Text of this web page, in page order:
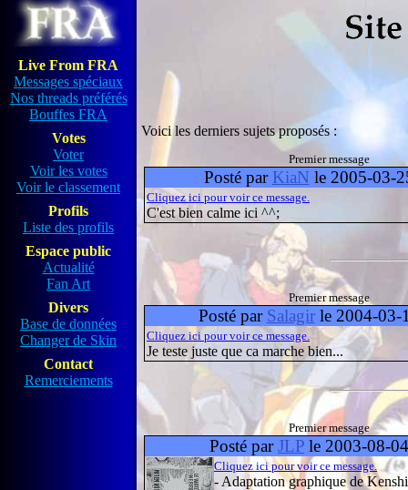
Live From FRA
Messages spéciaux
Nos threads préférés
Bouffes FRA
Votes
Voter
Voir les votes
Voir le classement
Profils
Liste des profils
Espace public
Actualité
Fan Art
Divers
Base de données
Changer de Skin
Contact
Remerciements
Voici les derniers sujets proposés :
Premier message
Posté par KiaN le 2005-03-
Cliquez ici pour voir ce message.
C'est bien calme ici ^^;
Premier message
Posté par Salagirle 2004-03-
Cliquez ici pour voir ce message.
Je teste juste que ca marche bien...
Premier message
Posté parJLP le 2003-08-
Cliquez ici pour voir ce message.
- Adaptation graphique de